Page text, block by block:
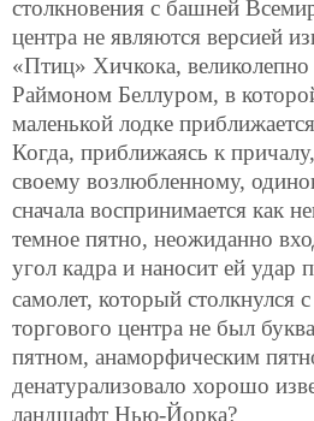
столкновения с башней
центра не являются версией
«Птиц» Хичкока,
Раймоном Беллуром, в
маленькой лодке
Когда, приближаясь к
своему возлюбленному,
сначала воспринимается как
темное пятно, неожиданно
угол кадра и наносит ей удар
самолет, который столкнулся
торгового центра не был
пятном, анаморфическим
денатурализовало хорошо
ландшафт Нью-Йорка?